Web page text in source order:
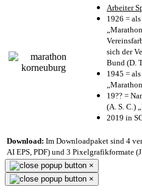
Arbeiter
1926 =
sich der
Bund (D.
1945 =
19?? =
(A. S. C.)
2019 in
Download: Im Downloadpaket sind 4
AI EPS, PDF) und 3 Pixelgrafikformate
×
×